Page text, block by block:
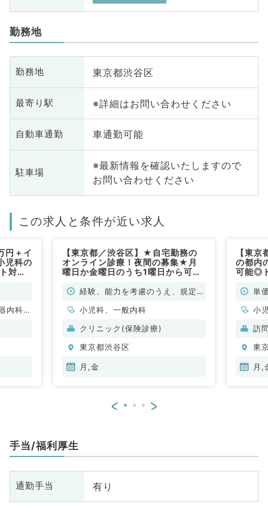
勤務地
勤務地 東京都渋谷区
最寄り駅 ※詳細はお問い合わせください
自動車通勤 車通勤可能
駐車場
※最新情報を確認いたしますので
お問い合わせください
この求人と条件が近い求人
円＋イ
児科の
対応
内科、
【東京都／渋谷区】★自宅勤務の
オンライン診療！夜間の募集★月
曜日か金曜日のうち1曜日から可
小児科のオンライン診察をお願いい
勤）
経験、能力を考慮のうえ、規定に
より決定
小児科、一般内科
クリニック(保険診療)
東京都渋谷区
月,金
【東
の都内
可能◎
～若単
小
呼
訪
東
月,
< >
手当/福利厚生
通勤手当 有り